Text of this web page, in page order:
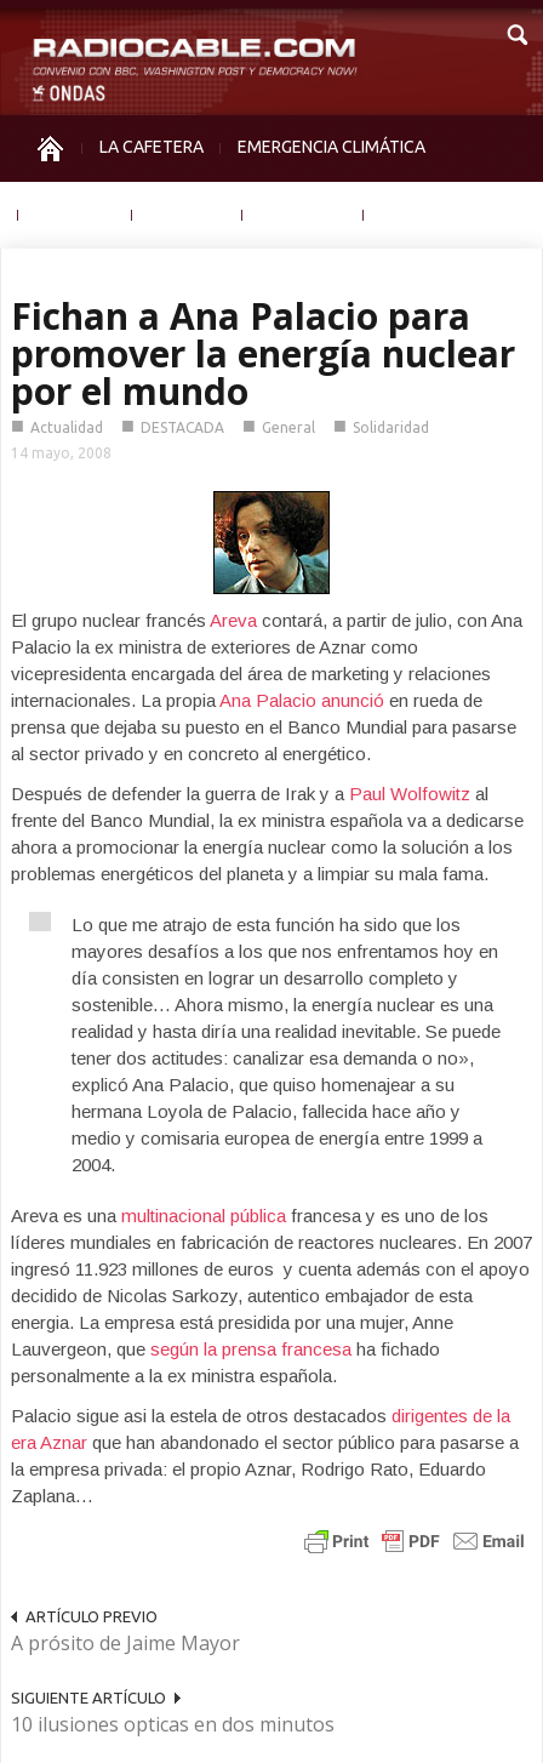
LA CAFETERA EMERGENCIA CLIMÁTICA
Fichan a Ana Palacio para
promover la energía nuclear
por el mundo
■ Actualidad ■ DESTACADA ■ General ■ Solidaridad
14 mayo, 2008
El grupo nuclear francés Areva contará, a partir de julio, con Ana
Palacio la ex ministra de exteriores de Aznar como
vicepresidenta encargada del área de marketing y relaciones
internacionales. La propiaAna Palacio anunció en rueda de
prensa que dejaba su puesto en el Banco Mundial para pasarse
al sector privado y en concreto al energético.
Después de defender la guerra de Irak y a Paul Wolfowitz al
frente del Banco Mundial, la ex ministra española va a dedicarse
ahora a promocionar la energía nuclear como la solución a los
problemas energéticos del planeta y a limpiar su mala fama.
Lo que me atrajo de esta función ha sido que los
mayores desafíos a los que nos enfrentamos hoy en
día consisten en lograr un desarrollo completo y
sostenible… Ahora mismo, la energía nuclear es una
realidad y hasta diría una realidad inevitable. Se puede
tener dos actitudes: canalizar esa demanda o no»,
explicó Ana Palacio, que quiso homenajear a su
hermana Loyola de Palacio, fallecida hace año y
medio y comisaria europea de energía entre 1999 a
2004.
Areva es una multinacional pública francesa y es uno de los
líderes mundiales en fabricación de reactores nucleares. En 2007
ingresó 11.923 millones de euros y cuenta además con el apoyo
decidido de Nicolas Sarkozy, autentico embajador de esta
energia. La empresa está presidida por una mujer, Anne
Lauvergeon, que según la prensa francesa ha fichado
personalmente a la ex ministra española.
Palacio sigue asi la estela de otros destacados dirigentes de la
era Aznar que han abandonado el sector público para pasarse a
la empresa privada: el propio Aznar, Rodrigo Rato, Eduardo
Zaplana…
ARTÍCULO PREVIO
A prósito de Jaime Mayor
SIGUIENTE ARTÍCULO
10 ilusiones opticas en dos minutos